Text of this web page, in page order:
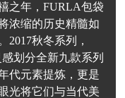
之年，FURLA包袋
浓缩的历史精髓如
2017秋冬系列，
划分全新九款系列
代元素提炼，更是
光将它们与当代美